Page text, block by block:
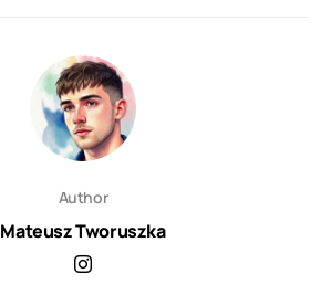
Author
Mateusz Tworuszka